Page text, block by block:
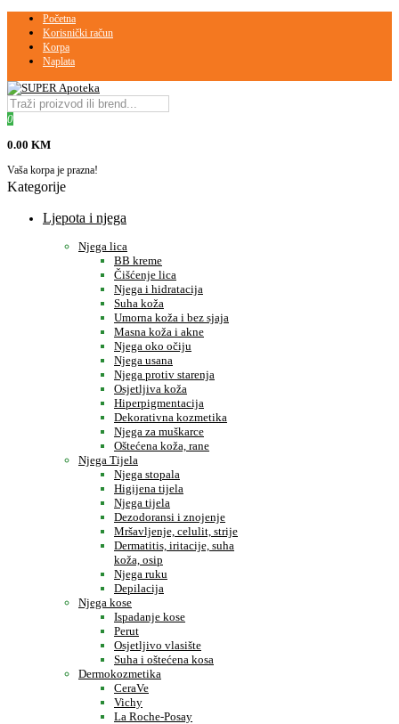
Početna
Korisnički račun
Korpa
Naplata
0
0.00 KM
Vaša korpa je prazna!
Kategorije
Ljepota i njega
Njega lica
BB kreme
Čišćenje lica
Njega i hidratacija
Suha koža
Umorna koža i bez sjaja
Masna koža i akne
Njega oko očiju
Njega usana
Njega protiv starenja
Osjetljiva koža
Hiperpigmentacija
Dekorativna kozmetika
Njega za muškarce
Oštećena koža, rane
Njega Tijela
Njega stopala
Higijena tijela
Njega tijela
Dezodoransi i znojenje
Mršavljenje, celulit, strije
Dermatitis, iritacije, suha
koža, osip
Njega ruku
Depilacija
Njega kose
Ispadanje kose
Perut
Osjetljivo vlasište
Suha i oštećena kosa
Dermokozmetika
CeraVe
Vichy
La Roche-Posay